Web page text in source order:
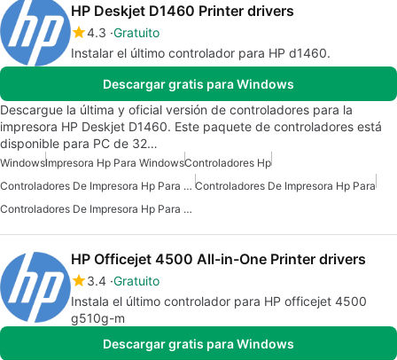
HP Deskjet D1460 Printer drivers
4.3 Gratuito
Instalar el último controlador para HP d1460.
Descargar gratis para Windows
Descargue la última y oficial versión de controladores para la
impresora HP Deskjet D1460. Este paquete de controladores está
disponible para PC de 32…
WindowsImpresora Hp Para WindowsControladores Hp
Controladores De Impresora Hp Para Windows Controladores De Impresora Hp Para
Controladores De Impresora Hp Para Windows 10
HP Officejet 4500 All-in-One Printer drivers
3.4 Gratuito
Instala el último controlador para HP officejet 4500
g510g-m
Descargar gratis para Windows